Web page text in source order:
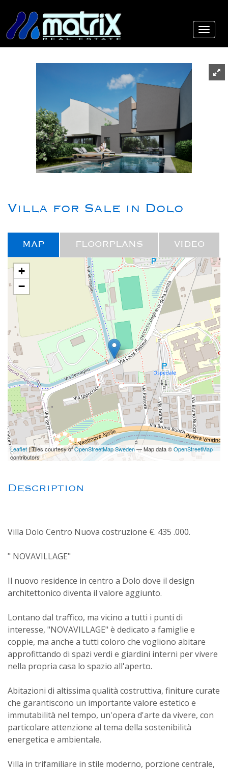
Villa for Sale in Dolo
MAP FLOORPLANS VIDEO
+
−
Leaflet | Tiles courtesy ofOpenStreetMap Sweden— Map data ©OpenStreetMap
contributors
Description
Villa Dolo Centro Nuova costruzione €. 435 .000.
" NOVAVILLAGE"
Il nuovo residence in centro a Dolo dove il design
architettonico diventa il valore aggiunto.
Lontano dal traffico, ma vicino a tutti i punti di
interesse, "NOVAVILLAGE" è dedicato a famiglie e
coppie, ma anche a tutti coloro che vogliono abitare
approfittando di spazi verdi e giardini interni per vivere
nella propria casa lo spazio all'aperto.
Abitazioni di altissima qualità costruttiva, finiture curate
che garantiscono un importante valore estetico e
immutabilità nel tempo, un'opera d'arte da vivere, con
particolare attenzione al tema della sostenibilità
energetica e ambientale.
Villa in trifamiliare in stile moderno, porzione centrale,